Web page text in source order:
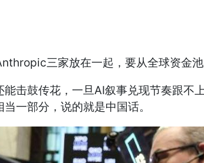
三家放在一起，要从全球资金池
击鼓传花，一旦AI叙事兑现节奏跟
一部分，说的就是中国话。